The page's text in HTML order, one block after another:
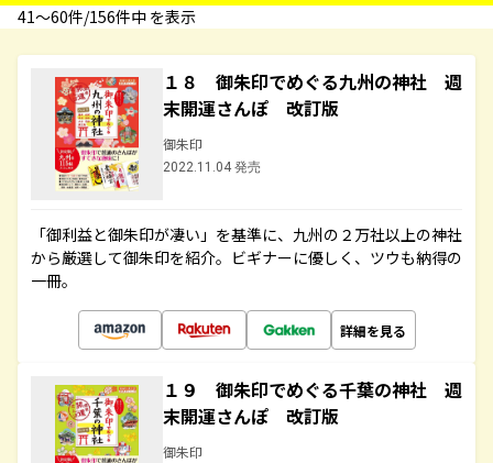
41〜60件/156件中 を表示
１８ 御朱印でめぐる九州の神社 週
末開運さんぽ 改訂版
御朱印
2022.11.04 発売
「御利益と御朱印が凄い」を基準に、九州の２万社以上の神社
から厳選して御朱印を紹介。ビギナーに優しく、ツウも納得の
一冊。
詳細を見る
１９ 御朱印でめぐる千葉の神社 週
末開運さんぽ 改訂版
御朱印